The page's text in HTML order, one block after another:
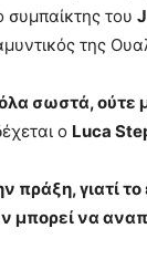
συμπαίκτης του
της
σωστά, ούτε
ο Luca
πράξη, γιατί
μπορεί να